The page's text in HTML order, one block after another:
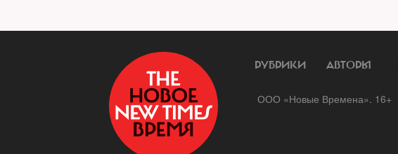
РУБРИКИ АВТОРЫ
ООО «Новые Времена». 16+